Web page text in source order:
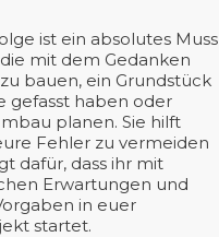
ist ein absolutes Muss
mit dem Gedanken
bauen, ein Grundstück
gefasst haben oder
planen. Sie hilft
Fehler zu vermeiden
dafür, dass ihr mit
Erwartungen und
in euer
startet.